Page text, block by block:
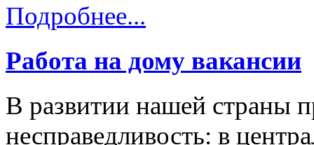
Подробнее...
Работа на дому вакансии
В развитии нашей страны
несправедливость: в